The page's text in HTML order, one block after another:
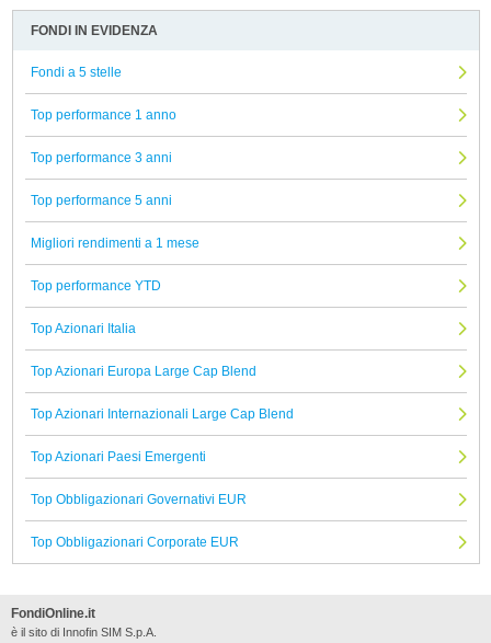
FONDI IN EVIDENZA
Fondi a 5 stelle
Top performance 1 anno
Top performance 3 anni
Top performance 5 anni
Migliori rendimenti a 1 mese
Top performance YTD
Top Azionari Italia
Top Azionari Europa Large Cap Blend
Top Azionari Internazionali Large Cap Blend
Top Azionari Paesi Emergenti
Top Obbligazionari Governativi EUR
Top Obbligazionari Corporate EUR
FondiOnline.it
è il sito di Innofin SIM S.p.A.